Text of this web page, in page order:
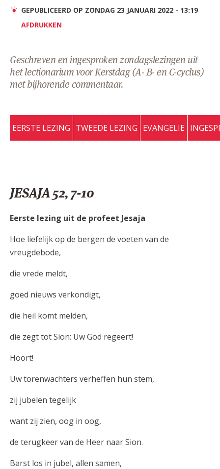
AANMELDEN OF REGISTREREN
GEPUBLICEERD OP ZONDAG 23 JANUARI 2022 - 13:19
AFDRUKKEN
Geschreven en ingesproken zondagslezingen uit
het lectionarium voor Kerstdag (A- B- en C-cyclus)
met bijhorende commentaar.
EERSTE LEZING TWEEDE LEZING EVANGELIE
JESAJA 52, 7-10
Eerste lezing uit de profeet Jesaja
Hoe liefelijk op de bergen de voeten van de
vreugdebode,
die vrede meldt,
goed nieuws verkondigt,
die heil komt melden,
die zegt tot Sion: Uw God regeert!
Hoort!
Uw torenwachters verheffen hun stem,
zij jubelen tegelijk
want zij zien, oog in oog,
de terugkeer van de Heer naar Sion.
Barst los in jubel, allen samen,